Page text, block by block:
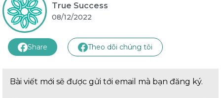
True Success
08/12/2022
Share Theo dõi chúng tôi
Bài viết mới sẽ được gửi tới email mà bạn đăng ký.